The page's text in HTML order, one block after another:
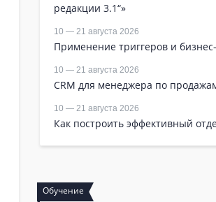
редакции 3.1“»
10 — 21 августа 2026
Применение триггеров и
10 — 21 августа 2026
CRM для менеджера по
10 — 21 августа 2026
Как построить эффективный